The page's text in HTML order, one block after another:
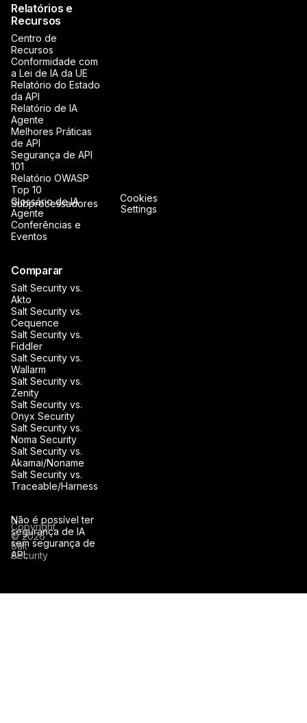
Relatórios e
Recursos
Centro de
Recursos
Conformidade com
a Lei de IA da UE
Relatório do Estado
da API
Relatório de IA
Agente
Melhores Práticas
de API
Segurança de API
101
Relatório OWASP
Top 10
Glossário de IA
Agente
Conferências e
Eventos
Não é possível ter
segurança de IA
sem segurança de
API.
Comparar
Salt Security vs.
Akto
Salt Security vs.
Cequence
Salt Security vs.
Fiddler
Salt Security vs.
Wallarm
Salt Security vs.
Zenity
Salt Security vs.
Onyx Security
Salt Security vs.
Noma Security
Salt Security vs.
Akamai/Noname
Salt Security vs.
Traceable/Harness
Subprocessadores
Cookies
Settings
Copyright
© 2026
Salt
Security